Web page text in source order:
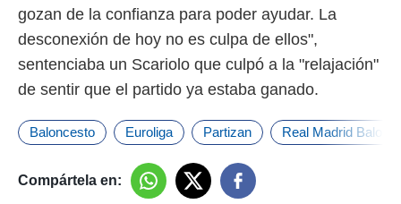
gozan de la confianza para poder ayudar. La
desconexión de hoy no es culpa de ellos",
sentenciaba un Scariolo que culpó a la "relajación"
de sentir que el partido ya estaba ganado.
Baloncesto Euroliga Partizan Real Madrid
Compártela en: